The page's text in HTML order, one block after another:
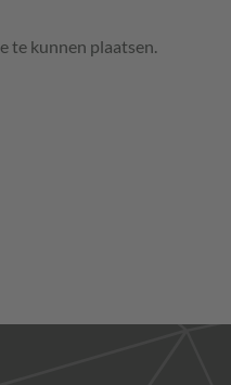
te kunnen plaatsen.